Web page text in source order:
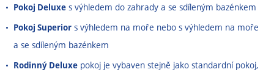
Pokoj Deluxe s výhledem do zahrady a se sdíleným bazénkem
Pokoj Superior s výhledem na moře nebo s výhledem na moře
a se sdíleným bazénkem
Rodinný Deluxe pokoj je vybaven stejně jako standardní pokoj,